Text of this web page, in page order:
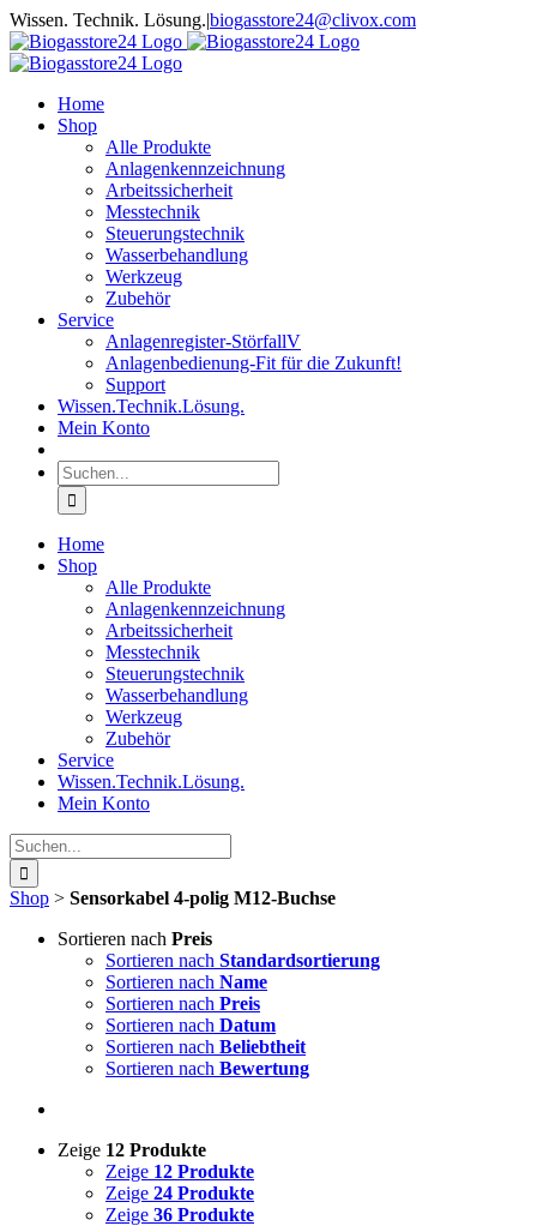
Zum
Inhalt
springen
Wissen. Technik. Lösung.|biogasstore24@clivox.com
Home
Shop
Alle Produkte
Anlagenkennzeichnung
Arbeitssicherheit
Messtechnik
Steuerungstechnik
Wasserbehandlung
Werkzeug
Zubehör
Service
Anlagenregister-StörfallV
Anlagenbedienung-Fit für die Zukunft!
Support
Wissen.Technik.Lösung.
Mein Konto
Suche
nach:
Home
Shop
Alle Produkte
Anlagenkennzeichnung
Arbeitssicherheit
Messtechnik
Steuerungstechnik
Wasserbehandlung
Werkzeug
Zubehör
Service
Wissen.Technik.Lösung.
Mein Konto
Suche
nach:
Shop > Sensorkabel 4-polig M12-Buchse
Sortieren nach Preis
Sortieren nach Standardsortierung
Sortieren nach Name
Sortieren nach Preis
Sortieren nach Datum
Sortieren nach Beliebtheit
Sortieren nach Bewertung
Zeige 12 Produkte
Zeige 12 Produkte
Zeige 24 Produkte
Zeige 36 Produkte